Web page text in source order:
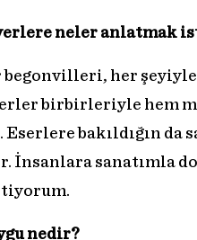
neler anlatmak
begonvilleri, her
birbirleriyle hem
bakıldığın da
İnsanlara sanatımla
nedir?